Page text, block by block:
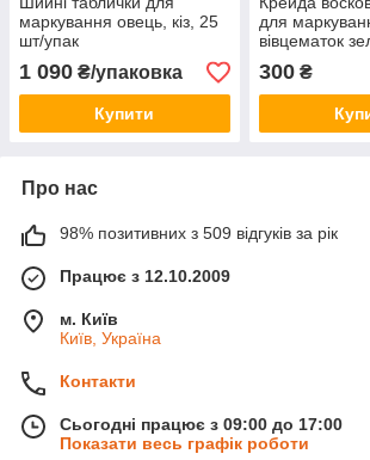
маркування овець, кіз, 25
шт/упак
1 090 ₴/упаковка
Купити
для
вівцематок
300₴
Про нас
98% позитивних з 509 відгуків за рік
Працює з 12.10.2009
м. Київ
Київ, Україна
Контакти
Сьогодні працює з 09:00 до 17:00
Показати весь графік роботи